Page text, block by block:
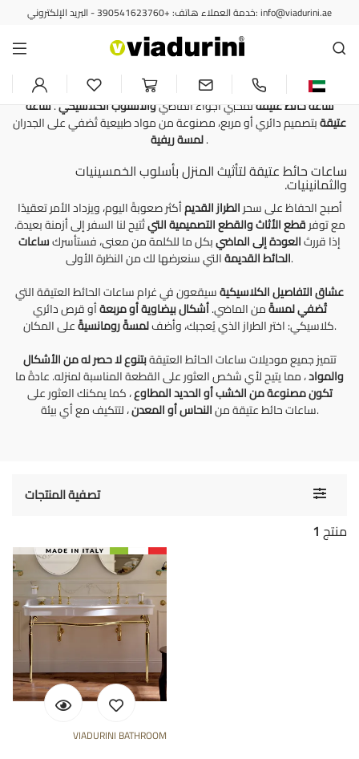
خدمة العملاء هاتف: +390541623760 - البريد الإلكتروني: info@viadurini.ae
ساعات الحائط
ساعة حائط عتيقة - طراز ريترو
للمنزل والمكتب، صنع في إيطاليا
ساعة حائط عتيقةلمحبي أجواء الماضيوالأسلوب الكلاسيكي.ساعة
عتيقةبتصميم دائري أو مربع، مصنوعة من مواد طبيعية تُضفي على الجدران
لمسة ريفية.
ساعات حائط عتيقة لتأثيث المنزل بأسلوب الخمسينيات
والثمانينيات.
أصبح الحفاظ على سحرالطراز القديمأكثر صعوبةً اليوم، ويزداد الأمر تعقيدًا
مع توفرقطع الأثاث والقطع التصميمية التيتُتيح لنا السفر إلى أزمنة بعيدة.
إذا قررتَالعودة إلى الماضيبكل ما للكلمة من معنى، فستأسركساعات
الحائط القديمةالتي سنعرضها لك من النظرة الأولى.
عشاق التفاصيلالكلاسيكيةسيقعون في غرام ساعات الحائط العتيقة التي
تُضفي لمسةًمن الماضي.أشكال بيضاوية أو مربعةأو قرص دائري
كلاسيكي: اختر الطراز الذي يُعجبك، وأضفلمسةً رومانسيةً
على المكان.
تتميز جميع موديلات ساعات الحائط العتيقةبتنوع لا حصر له من الأشكال
والمواد، مما يتيح لأي شخص العثور على القطعة المناسبة لمنزله. عادةً ما
تكون مصنوعة من الخشب أو الحديد المطاوع، كما يمكنك العثور على
ساعات حائط عتيقة منالنحاس أو المعدن ، لتتكيف مع أي بيئة.
Toggle تصفية المنتجات
1 منتج
VIADURINI BATHROOM